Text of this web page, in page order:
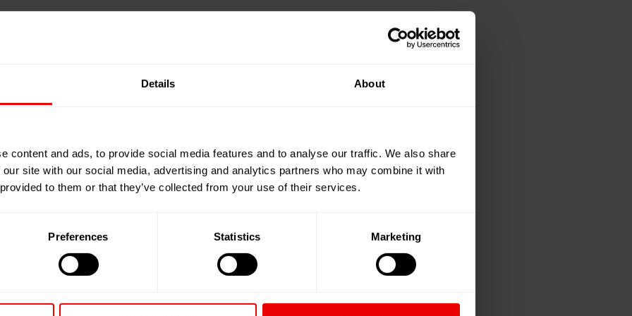
Details About
content and ads, to provide social media features and to analyse our traffic. We also share
site with our social media, advertising and analytics partners who may combine it with
to them or that they’ve collected from your use of their services.
Preferences Statistics Marketing
UNITEX Werk in Trang Bang.
eröffnet
Werk ist über die Barmag
Das heißt, der gesamte Materialfluss ist digital
und mit ihren persönlichen Eigenschaften
Abweichungen in der Produktion frühzeitig
Korrekturen im Materialfluss können in
eingebundene Labor sichert die Eingriffe in
so die Effizienz auf dem Shopfloor und die